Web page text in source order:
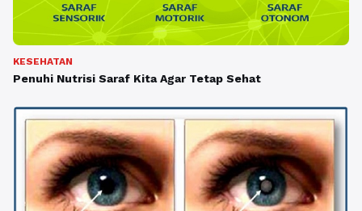
KESEHATAN
Penuhi Nutrisi Saraf Kita Agar Tetap Sehat